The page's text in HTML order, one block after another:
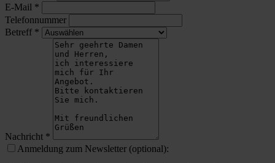
E-Mail *
Telefonnummer
Betreff *
Nachricht *
Anmeldung zum Newsletter (optional):